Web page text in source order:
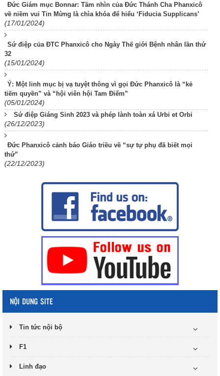
Đức Giám mục Bonnar: Tầm nhìn của Đức Thánh Cha Phanxicô
về niềm vui Tin Mừng là chìa khóa để hiểu ‘Fiducia Supplicans’
(17/01/2024)
Sứ điệp của ĐTC Phanxicô cho Ngày Thế giới Bệnh nhân lần thứ
32
(15/01/2024)
Ý: Một linh mục bị vạ tuyệt thông vì gọi Đức Phanxicô là “kẻ
tiếm quyền” và “hội viên hội Tam Điểm”
(05/01/2024)
Sứ điệp Giáng Sinh 2023 và phép lành toàn xá Urbi et Orbi
(26/12/2023)
Đức Phanxicô cảnh báo Giáo triều về “sự tự phụ đã biết mọi
thứ”
(22/12/2023)
NỘI DUNG SITE
Tin tức nội bộ
F1
Linh đạo